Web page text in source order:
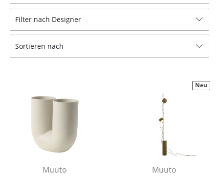
Bänke & Liegen
Sitzsäcke
Bürodrehstühle
Konferenzstühle
Bürosessel
Filter nach Designer
Sortieren nach
Muuto Muuto
Neu